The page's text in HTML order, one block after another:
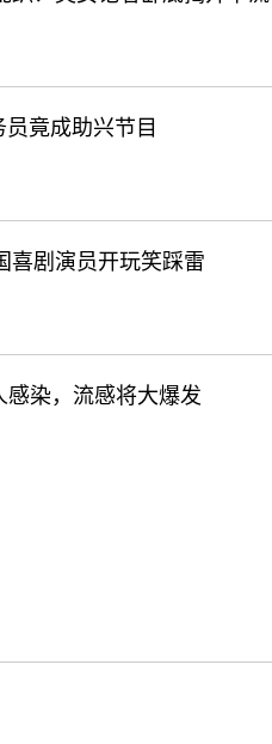
竟成助兴节目
喜剧演员开玩笑踩雷
感染，流感将大爆发